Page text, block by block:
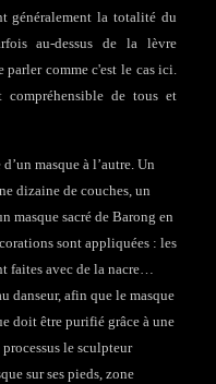
généralement la totalité du
au-dessus de la lèvre
parler comme c'est le cas ici.
de tous et
masque à l’autre. Un
dizaine de couches, un
masque sacré de Barong en
sont appliquées : les
faites avec de la nacre…
danseur, afin que le masque
doit être purifié grâce à une
le sculpteur
sur ses pieds, zone